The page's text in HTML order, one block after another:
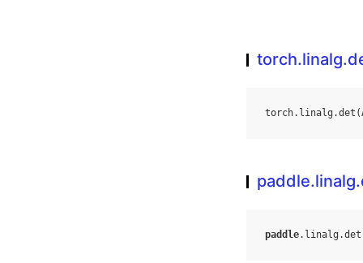
torch. linalg .det (
paddle. linalg .det